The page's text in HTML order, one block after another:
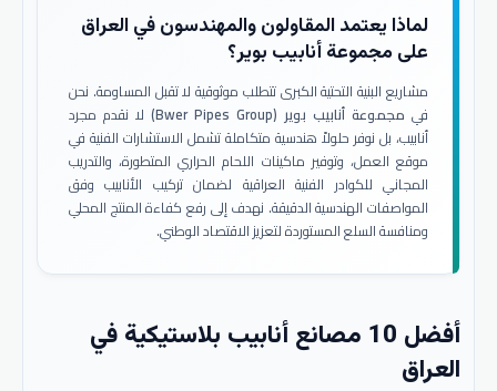
لماذا يعتمد المقاولون والمهندسون في العراق
على مجموعة أنابيب بوير؟
مشاريع البنية التحتية الكبرى تتطلب موثوقية لا تقبل المساومة. نحن
في مجموعة أنابيب بوير (Bwer Pipes Group)
لا نقدم مجرد
أنابيب، بل نوفر حلولاً هندسية متكاملة تشمل الاستشارات الفنية في
موقع العمل، وتوفير ماكينات اللحام الحراري المتطورة، والتدريب
المجاني للكوادر الفنية العراقية لضمان تركيب الأنابيب وفق
المواصفات الهندسية الدقيقة. نهدف إلى رفع كفاءة المنتج المحلي
ومنافسة السلع المستوردة لتعزيز الاقتصاد الوطني.
أفضل 10 مصانع أنابيب بلاستيكية في
العراق